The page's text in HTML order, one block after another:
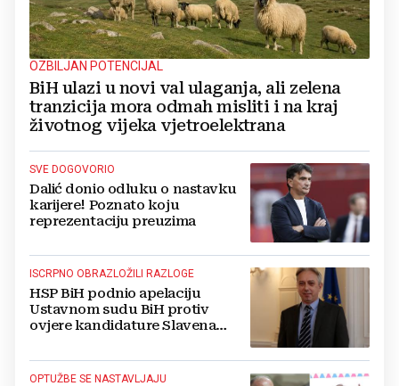
OZBILJAN POTENCIJAL
BiH ulazi u novi val ulaganja, ali zelena
tranzicija mora odmah misliti i na kraj
životnog vijeka vjetroelektrana
SVE DOGOVORIO
Dalić donio odluku o nastavku
karijere! Poznato koju
reprezentaciju preuzima
ISCRPNO OBRAZLOŽILI RAZLOGE
HSP BiH podnio apelaciju
Ustavnom sudu BiH protiv
ovjere kandidature Slavena
OPTUŽBE SE NASTAVLJAJU